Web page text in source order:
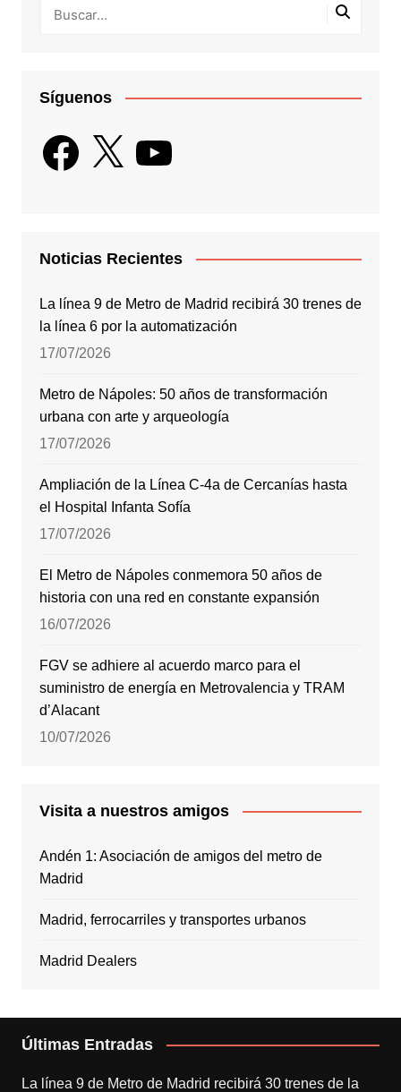
Síguenos
Facebook
X YouTube
Noticias Recientes
La línea 9 de Metro de Madrid recibirá 30 trenes de
la línea 6 por la automatización
17/07/2026
Metro de Nápoles: 50 años de transformación
urbana con arte y arqueología
17/07/2026
Ampliación de la Línea C-4a de Cercanías hasta
el Hospital Infanta Sofía
17/07/2026
El Metro de Nápoles conmemora 50 años de
historia con una red en constante expansión
16/07/2026
FGV se adhiere al acuerdo marco para el
suministro de energía en Metrovalencia y TRAM
d’Alacant
10/07/2026
Visita a nuestros amigos
Andén 1: Asociación de amigos del metro de
Madrid
Madrid, ferrocarriles y transportes urbanos
Madrid Dealers
Últimas Entradas
La línea 9 de Metro de Madrid recibirá 30 trenes de la